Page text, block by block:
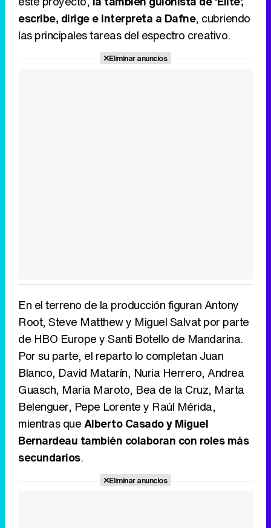
escribe, dirige e interpreta a Dafne, cubriendo
las principales tareas del espectro creativo.
Eliminar anuncios
En el terreno de la producción figuran Antony
Root, Steve Matthew y Miguel Salvat por parte
de HBO Europe y Santi Botello de Mandarina.
Por su parte, el reparto lo completan Juan
Blanco, David Matarín, Nuria Herrero, Andrea
Guasch, María Maroto, Bea de la Cruz, Marta
Belenguer, Pepe Lorente y Raúl Mérida,
mientras queAlberto Casado y Miguel
Bernardeau también colaboran con roles más
secundarios.
Eliminar anuncios